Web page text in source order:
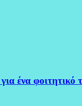
ένα φοιτητικό